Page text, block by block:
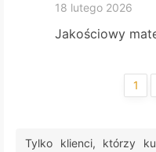
18 lutego 2026
Jakościowy
1
Tylko klienci, którzy